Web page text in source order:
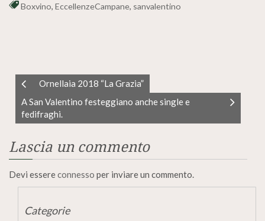
Boxvino, EccellenzeCampane, sanvalentino
Ornellaia 2018 “La Grazia”
A San Valentino festeggiano anche single e
fedifraghi.
Lascia un commento
Devi essereconnesso per inviare un commento.
Categorie